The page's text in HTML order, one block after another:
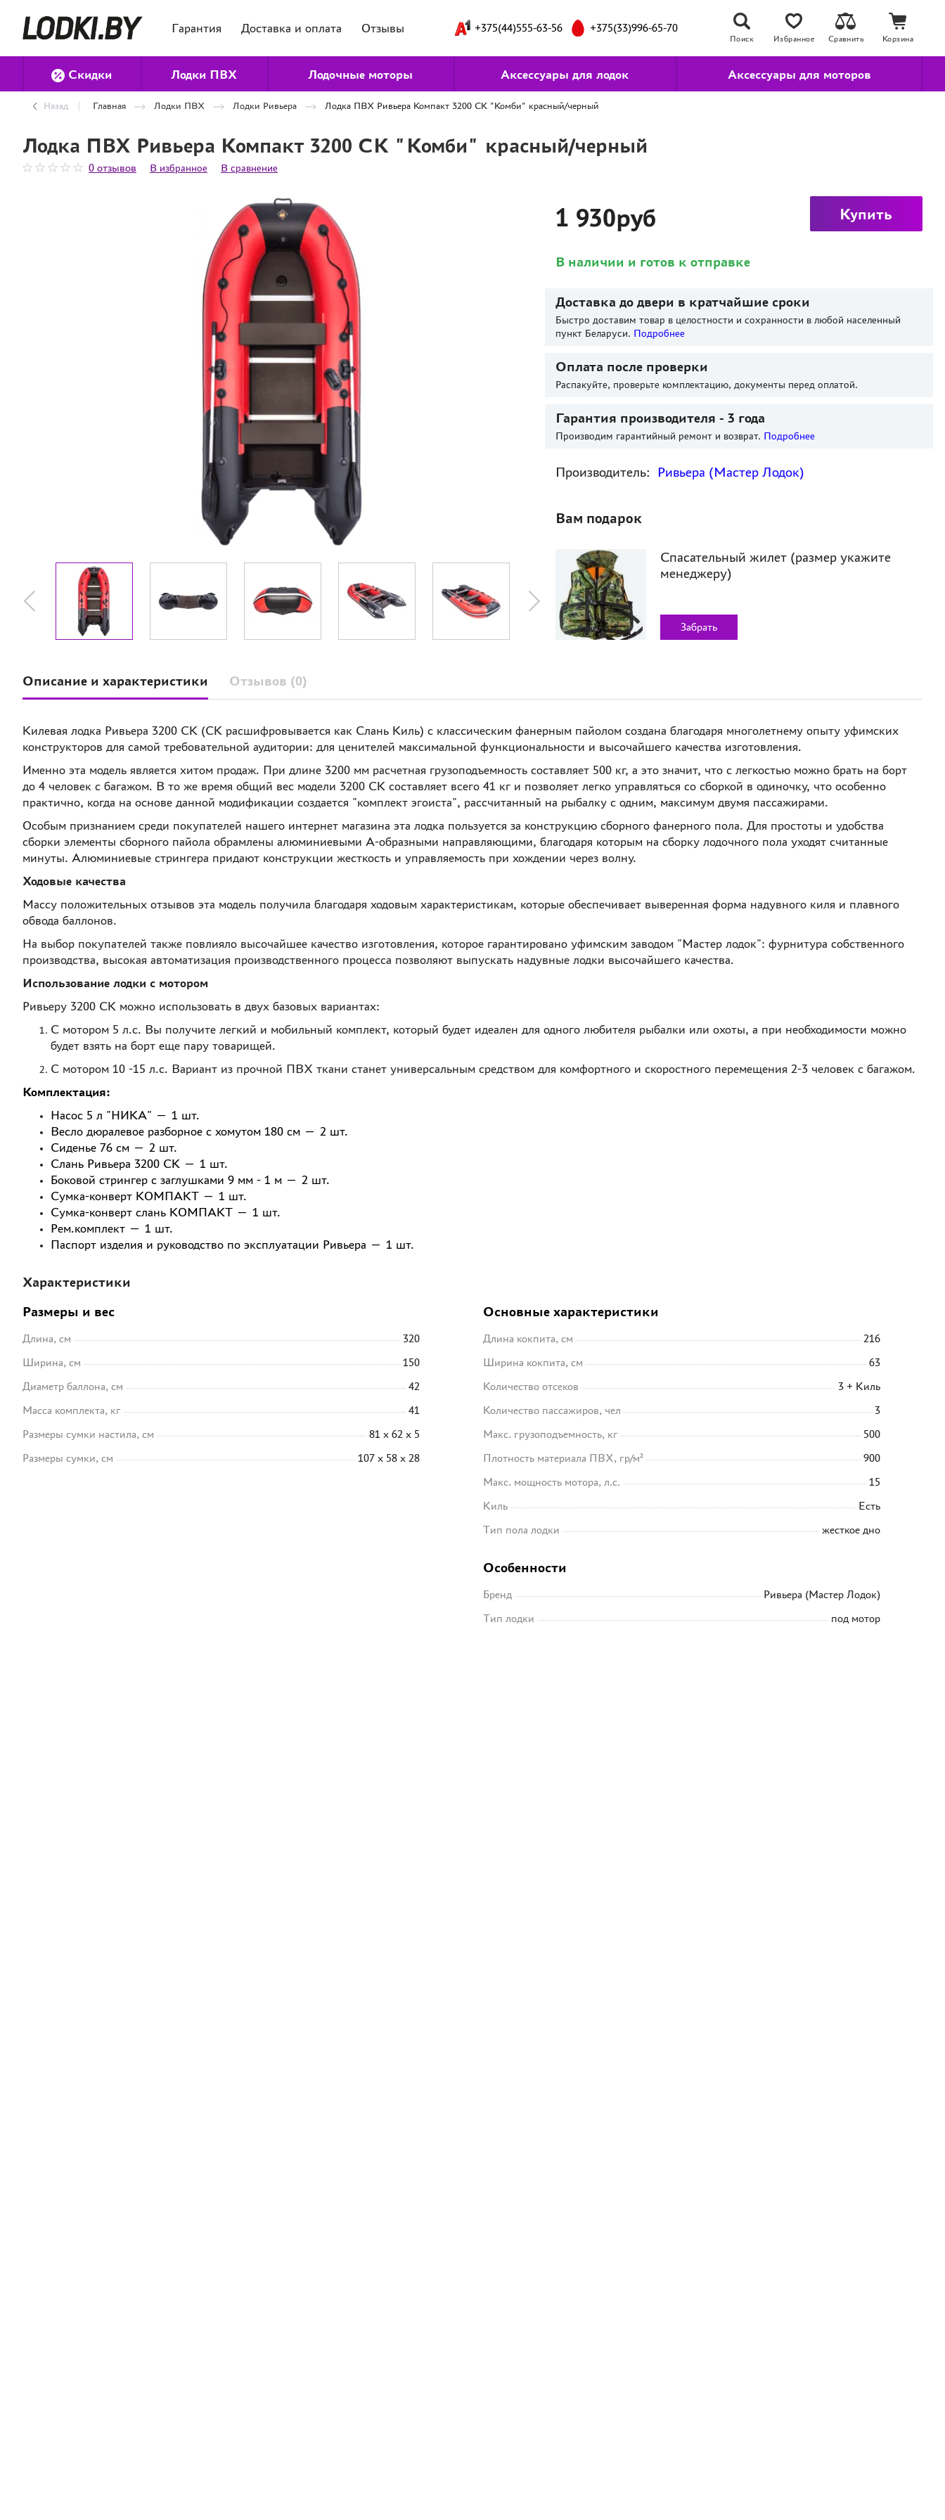
Гарантия Доставка и оплата Отзывы +375(44)555-63-56 +375(33)996-65-70
Поиск Избранное Сравнить Корзина
Скидки Лодки ПВХ Лодочные моторы Аксессуары для лодок Аксессуары для моторов
Назад Главная Лодки ПВХ Лодки Ривьера Лодка ПВХ Ривьера Компакт 3200 СК "Комби" красный/черный
Лодка ПВХ Ривьера Компакт 3200 СК "Комби" красный/черный
0 отзывов В избранное В сравнение
1 930руб Купить
В наличии и готов к отправке
Доставка до двери в кратчайшие сроки
Быстро доставим товар в целостности и сохранности в любой населенный
пункт Беларуси. Подробнее
Оплата после проверки
Распакуйте, проверьте комплектацию, документы перед оплатой.
Гарантия производителя - 3 года
Производим гарантийный ремонт и возврат. Подробнее
Производитель: Ривьера (Мастер Лодок)
Вам подарок
Спасательный жилет (размер укажите
менеджеру)
Забрать
Описание и характеристики Отзывов (0)
Килевая лодка Ривьера 3200 СК (СК расшифровывается как Слань Киль) с классическим фанерным пайолом создана благодаря многолетнему опыту уфимских
конструкторов для самой требовательной аудитории: для ценителей максимальной функциональности и высочайшего качества изготовления.
Именно эта модель является хитом продаж. При длине 3200 мм расчетная грузоподъемность составляет 500 кг, а это значит, что с легкостью можно брать на борт
до 4 человек с багажом. В то же время общий вес модели 3200 СК составляет всего 41 кг и позволяет легко управляться со сборкой в одиночку, что особенно
практично, когда на основе данной модификации создается "комплект эгоиста", рассчитанный на рыбалку с одним, максимум двумя пассажирами.
Особым признанием среди покупателей нашего интернет магазина эта лодка пользуется за конструкцию сборного фанерного пола. Для простоты и удобства
сборки элементы сборного пайола обрамлены алюминиевыми А-образными направляющими, благодаря которым на сборку лодочного пола уходят считанные
минуты. Алюминиевые стрингера придают конструкции жесткость и управляемость при хождении через волну.
Ходовые качества
Массу положительных отзывов эта модель получила благодаря ходовым характеристикам, которые обеспечивает выверенная форма надувного киля и плавного
обвода баллонов.
На выбор покупателей также повлияло высочайшее качество изготовления, которое гарантировано уфимским заводом "Мастер лодок": фурнитура собственного
производства, высокая автоматизация производственного процесса позволяют выпускать надувные лодки высочайшего качества.
Использование лодки с мотором
Ривьеру 3200 СК можно использовать в двух базовых вариантах:
С мотором 5 л.с. Вы получите легкий и мобильный комплект, который будет идеален для одного любителя рыбалки или охоты, а при необходимости можно
будет взять на борт еще пару товарищей.
С мотором 10 -15 л.с. Вариант из прочной ПВХ ткани станет универсальным средством для комфортного и скоростного перемещения 2-3 человек с багажом.
Комплектация:
Насос 5 л "НИКА" — 1 шт.
Весло дюралевое разборное с хомутом 180 см — 2 шт.
Сиденье 76 см — 2 шт.
Слань Ривьера 3200 СК — 1 шт.
Боковой стрингер с заглушками 9 мм - 1 м — 2 шт.
Сумка-конверт КОМПАКТ — 1 шт.
Сумка-конверт слань КОМПАКТ — 1 шт.
Рем.комплект — 1 шт.
Паспорт изделия и руководство по эксплуатации Ривьера — 1 шт.
Характеристики
Размеры и вес
Длина, см
320
Ширина, см
150
Диаметр баллона, см
42
Масса комплекта, кг
41
Размеры сумки настила, см
81 x 62 x 5
Размеры сумки, см
107 x 58 x 28
Основные характеристики
Длина кокпита, см
216
Ширина кокпита, см
63
Количество отсеков
3 + Киль
Количество пассажиров, чел
3
Макс. грузоподъемность, кг
500
Плотность материала ПВХ, гр/м²
900
Макс. мощность мотора, л.с.
15
Киль
Есть
Тип пола лодки
жесткое дно
Особенности
Бренд
Ривьера (Мастер Лодок)
Тип лодки
под мотор